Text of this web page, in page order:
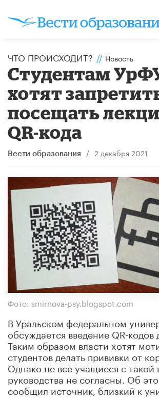
ЧТО ПРОИСХОДИТ? // Новость
Студентам
хотят
посещать
QR-кода
Вести образования / 2 декабря 2021
Фото: smirnova-psy.blogspot.com
В Уральском федеральном
обсуждается введение QR-кодов
Таким образом власти хотят
студентов делать прививки от
Однако не все учащиеся с такой
руководства не согласны. Об
сообщил источник, близкий к